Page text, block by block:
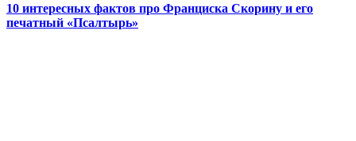
10 интересных фактов про Франциска Скорину и его
печатный «Псалтырь»